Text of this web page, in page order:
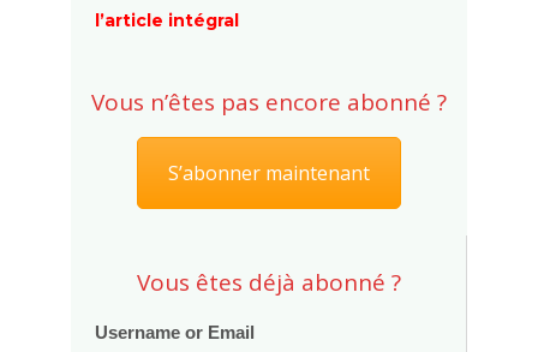
l’article intégral
Vous n’êtes pas encore abonné ?
S’abonner maintenant
Vous êtes déjà abonné ?
Username or Email